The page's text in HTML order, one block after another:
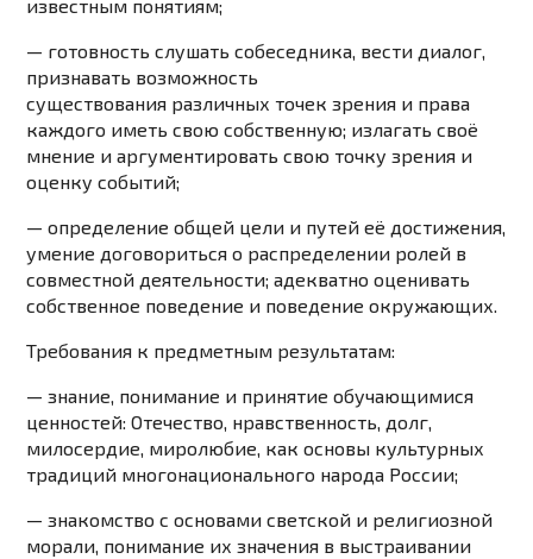
известным понятиям;
— готовность слушать собеседника, вести диалог,
признавать возможность
существования различных точек зрения и права
каждого иметь свою собственную; излагать своё
мнение и аргументировать свою точку зрения и
оценку событий;
— определение общей цели и путей её достижения,
умение договориться о распределении ролей в
совместной деятельности; адекватно оценивать
собственное поведение и поведение окружающих.
Требования к предметным результатам:
— знание, понимание и принятие обучающимися
ценностей: Отечество, нравственность, долг,
милосердие, миролюбие, как основы культурных
традиций многонационального народа России;
— знакомство с основами светской и религиозной
морали, понимание их значения в выстраивании